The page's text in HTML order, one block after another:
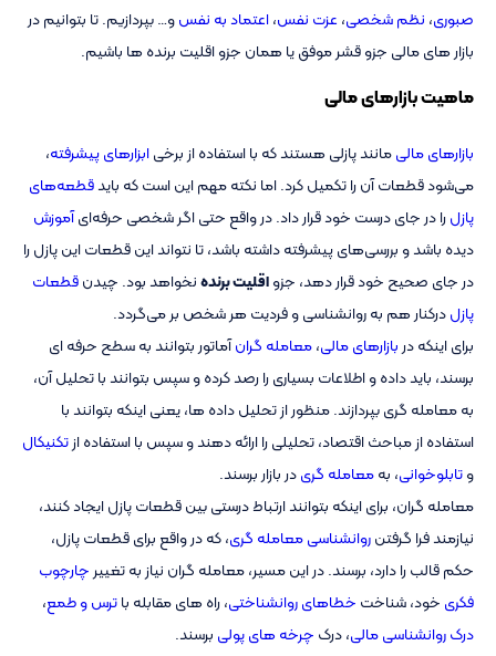
صبوری، نظم شخصی، عزت نفس،اعتماد به نفسو… بپردازیم. تا بتوانیم در
بازار های مالی جزو قشر موفق یا همان جزو اقلیت برنده ها باشیم.
ماهیت بازارهای مالی
بازارهای مالیمانند پازلی هستند که با استفاده از برخیابزارهای پیشرفته،
می‌شود قطعات آن را تکمیل کرد. اما نکته مهم این است که بایدقطعه‌های
پازلرا در جای درست خود قرار داد. در واقع حتی اگر شخصی حرفه‌ایآموزش
دیده باشد و بررسی‌های پیشرفته داشته باشد، تا نتواند این قطعات این پازل را
در جای صحیح خود قرار دهد، جزواقلیت برندهنخواهد بود. چیدنقطعات
پازلدرکنار هم به روانشناسی و فردیت هر شخص بر می‌گردد.
برای اینکه دربازارهای مالی،معامله گرانآماتور بتوانند به سطح حرفه ای
برسند، باید داده و اطلاعات بسیاری را رصد کرده و سپس بتوانند با تحلیل آن،
به معامله گری بپردازند. منظور از تحلیل داده ها، یعنی اینکه بتوانند با
استفاده از مباحث اقتصاد، تحلیلی را ارائه دهند و سپس با استفاده ازتکنیکال
وتابلوخوانی، بهمعامله گریدر بازار برسند.
معامله گران، برای اینکه بتوانند ارتباط درستی بین قطعات پازل ایجاد کنند،
نیازمند فرا گرفتنروانشناسی معامله گری، که در واقع برای قطعات پازل،
حکم قالب را دارد، برسند. در این مسیر، معامله گران نیاز به تغییر چارچوب
فکری خود، شناخت خطاهای روانشناختی، راه های مقابله باترس و طمع،
درک روانشناسی مالی، درک چرخه های پولی برسند.